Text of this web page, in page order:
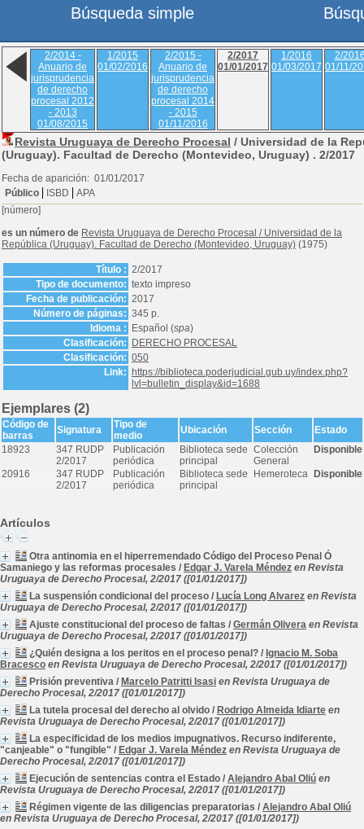
2/2014 -
Anuario de
jurisprudencia
de derecho
procesal 2012
- 2013
01/08/2015
1/2015
01/02/2016
2/2015 -
Anuario de
jurisprudencia
de derecho
procesal 2014
- 2015
01/11/2016
2/2017
01/01/2017
1/2016
01/03/2017
2/
01/11/
Revista Uruguaya de Derecho Procesal / Universidad de la
(Uruguay). Facultad de Derecho (Montevideo, Uruguay) . 2/2017
Fecha de aparición: 01/01/2017
Público
ISBD
APA
[número]
es un número de Revista Uruguaya de Derecho Procesal / Universidad de la
República (Uruguay). Facultad de Derecho (Montevideo, Uruguay) (1975)
Título : 2/2017
Tipo de documento: texto impreso
Fecha de publicación: 2017
Número de páginas: 345 p.
Idioma :
Español (spa)
Clasificación:
DERECHO PROCESAL
Clasificación: 050
Link:
https://biblioteca.poderjudicial.gub.uy/index.php?
lvl=bulletin_display&id=1688
Ejemplares (2)
Código de
barras
Signatura
Tipo de
medio
Ubicación Sección
Estado
18923
347 RUDP
2/2017
Publicación
periódica
Biblioteca sede
principal
Colección
General
Disponible
20916
347 RUDP
2/2017
Publicación
periódica
Biblioteca sede
principal
Hemeroteca Disponible
Artículos
Otra antinomia en el hiperremendado Código del Proceso Penal Ó
Samaniego y las reformas procesales / Edgar J. Varela Méndez en Revista
Uruguaya de Derecho Procesal, 2/2017 ([01/01/2017])
La suspensión condicional del proceso / Lucía Long Alvarez en Revista
Uruguaya de Derecho Procesal, 2/2017 ([01/01/2017])
Ajuste constitucional del proceso de faltas / Germán Olivera en Revista
Uruguaya de Derecho Procesal, 2/2017 ([01/01/2017])
¿Quién designa a los peritos en el proceso penal? / Ignacio M. Soba
Bracesco en Revista Uruguaya de Derecho Procesal, 2/2017 ([01/01/2017])
Prisión preventiva / Marcelo Patritti Isasi en Revista Uruguaya de
Derecho Procesal, 2/2017 ([01/01/2017])
La tutela procesal del derecho al olvido / Rodrigo Almeida Idiarte en
Revista Uruguaya de Derecho Procesal, 2/2017 ([01/01/2017])
La especificidad de los medios impugnativos. Recurso indiferente,
"canjeable" o "fungible" / Edgar J. Varela Méndez en Revista Uruguaya de
Derecho Procesal, 2/2017 ([01/01/2017])
Ejecución de sentencias contra el Estado / Alejandro Abal Oliú en
Revista Uruguaya de Derecho Procesal, 2/2017 ([01/01/2017])
Régimen vigente de las diligencias preparatorias / Alejandro Abal Oliú
en Revista Uruguaya de Derecho Procesal, 2/2017 ([01/01/2017])
Búsqueda simple